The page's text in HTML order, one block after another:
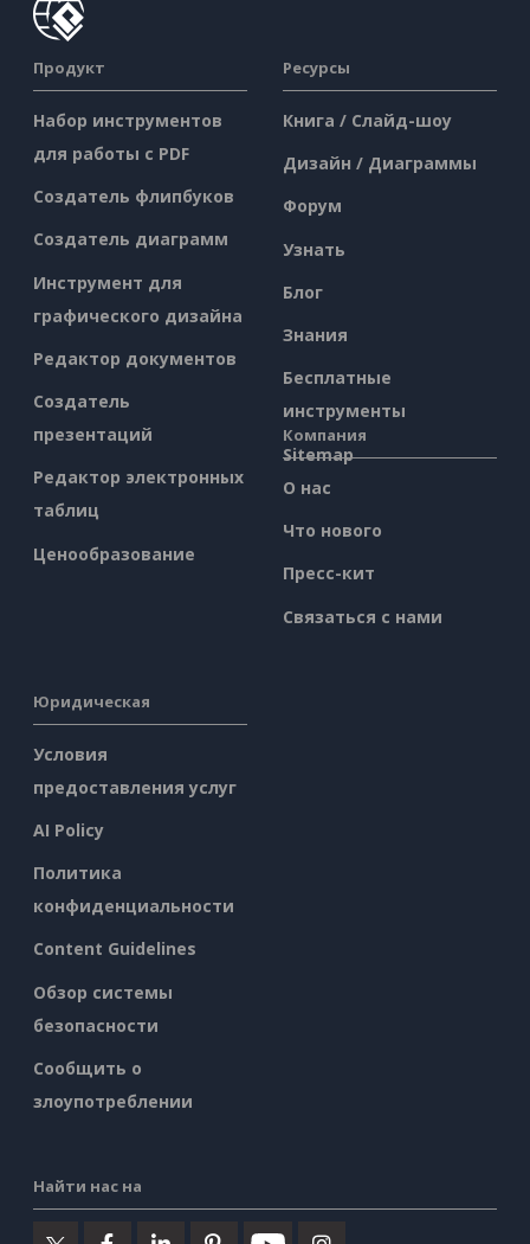
Продукт
Набор инструментов
для работы с PDF
Создатель флипбуков
Создатель диаграмм
Инструмент для
графического дизайна
Редактор документов
Создатель
презентаций
Редактор электронных
таблиц
Ценообразование
Ресурсы
Книга / Слайд-шоу
Дизайн / Диаграммы
Форум
Узнать
Блог
Знания
Бесплатные
инструменты
Sitemap
Компания
О нас
Что нового
Пресс-кит
Связаться с нами
Юридическая
Условия
предоставления услуг
AI Policy
Политика
конфиденциальности
Content Guidelines
Обзор системы
безопасности
Сообщить о
злоупотреблении
Найти нас на